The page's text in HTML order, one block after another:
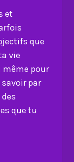
et
que
vie
même pour
par
que tu